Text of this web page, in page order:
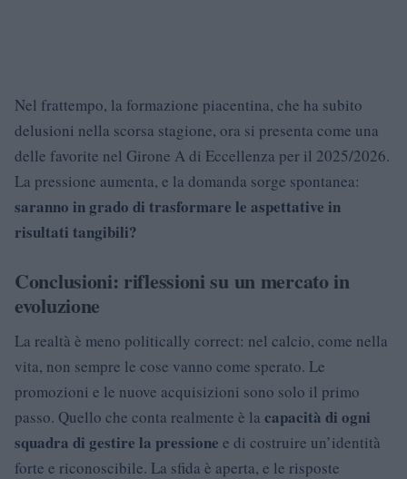
Nel frattempo, la formazione piacentina, che ha subito
delusioni nella scorsa stagione, ora si presenta come una
delle favorite nel Girone A di Eccellenza per il 2025/2026.
La pressione aumenta, e la domanda sorge spontanea:
saranno in grado di trasformare le aspettative in
risultati tangibili?
Conclusioni: riflessioni su un mercato in
evoluzione
La realtà è meno politically correct: nel calcio, come nella
vita, non sempre le cose vanno come sperato. Le
promozioni e le nuove acquisizioni sono solo il primo
passo. Quello che conta realmente è la capacità di ogni
squadra di gestire la pressione e di costruire un’identità
forte e riconoscibile. La sfida è aperta, e le risposte